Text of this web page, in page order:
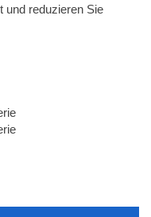
und reduzieren Sie